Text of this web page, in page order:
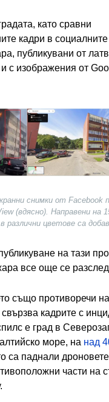
като сравни
кадри в
публикувани от
и с изображения от
снимки от Facebook
(вдясно). Направени на
различни цветове са
на тази
все още се
също противоречи
кадрите с
е град в
море, на над
са паднали
части на